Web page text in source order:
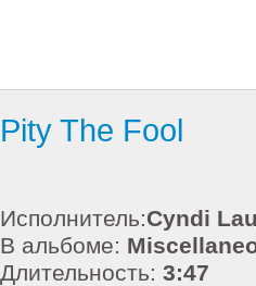
Pity The Fool
Исполнитель:Cyndi
В альбоме:
Длительность: 3:47